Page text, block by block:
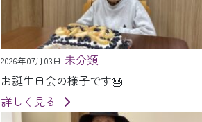
2026年07月03日 未分類
お誕生日会の様子です🎂
詳しく見る